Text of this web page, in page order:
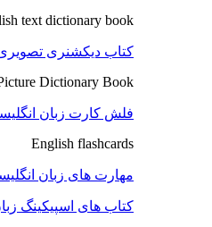
text dictionary book
کتاب دیکشنری
Dictionary Book
فلش کارت زبان
English flashcards
مهارت های زبان
کتاب های اسپیکینگ